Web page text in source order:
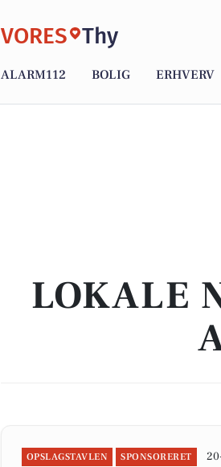
VORES Thy
ALARM112 BOLIG ERHVERV
LOKALE
OPSLAGSTAVLEN SPONSORERET